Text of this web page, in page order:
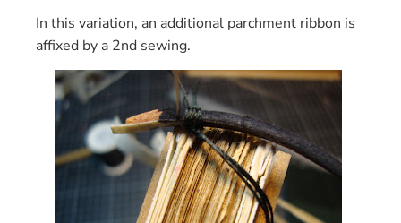
In this variation, an additional parchment ribbon is
affixed ​​by a 2nd sewing.